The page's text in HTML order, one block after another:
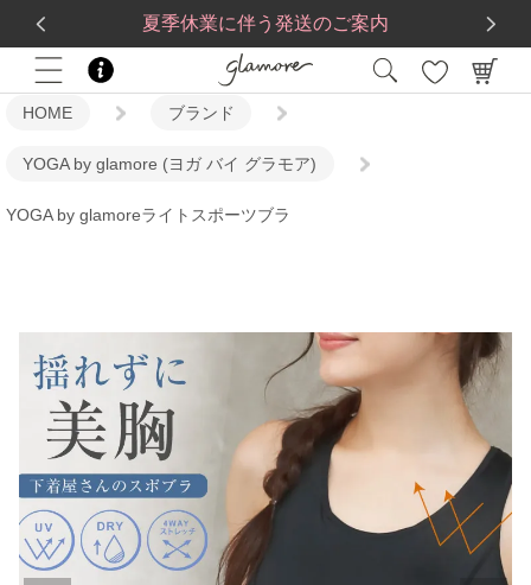
夏季休業に伴う発送のご案内
送料一律560円5,500 円(税込)以上で送料無料
HOME ブランド
YOGA by glamore (ヨガ バイ グラモア)
YOGA by glamoreライトスポーツブラ